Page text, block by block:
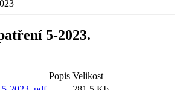
5-2023.
Popis Velikost